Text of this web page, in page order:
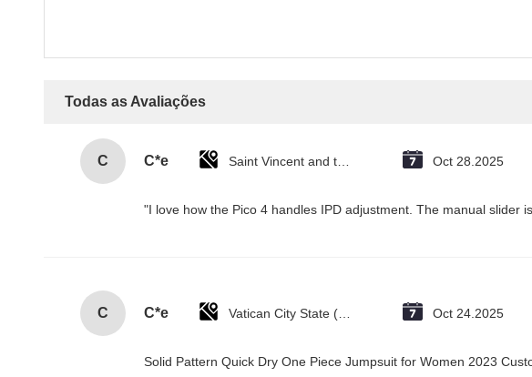
Todas as Avaliações
C C*e Oct 28.2025
"I love how the Pico 4 handles IPD adjustment. The manual slider
C C*e Oct 24.2025
Solid Pattern Quick Dry One Piece Jumpsuit for Women 2023